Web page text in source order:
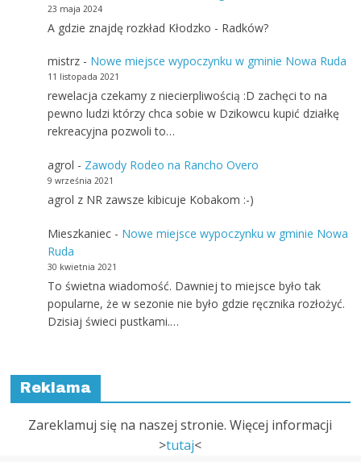
23 maja 2024
A gdzie znajdę rozkład Kłodzko - Radków?
mistrz- Nowe miejsce wypoczynku w gminie Nowa Ruda
11 listopada 2021
rewelacja czekamy z niecierpliwością :D zachęci to na
pewno ludzi którzy chca sobie w Dzikowcu kupić działkę
rekreacyjna pozwoli to…
agrol - Zawody Rodeo na Rancho Overo
9 września 2021
agrol z NR zawsze kibicuje Kobakom :-)
Mieszkaniec- Nowe miejsce wypoczynku w gminie Nowa
Ruda
30 kwietnia 2021
To świetna wiadomość. Dawniej to miejsce było tak
popularne, że w sezonie nie było gdzie ręcznika rozłożyć.
Dzisiaj świeci pustkami.…
Reklama
Zareklamuj się na naszej stronie. Więcej informacji
>tutaj<